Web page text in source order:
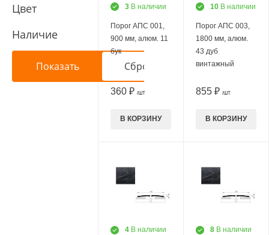
Цвет
Наличие
3 В наличии
Порог АПС 001,
900 мм, алюм. 11
бук
360 ₽ /ШТ
В КОРЗИНУ
10 В наличии
Порог АПС 003,
1800 мм, алюм.
43 дуб
винтажный
855 ₽ /ШТ
В КОРЗИНУ
4 В наличии 8 В наличии